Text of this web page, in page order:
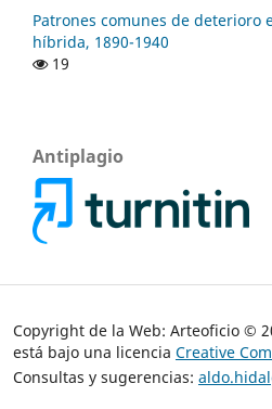
Patrones comunes de deterioro
híbrida, 1890-1940
19
Antiplagio
Copyright de la Web: Arteoficio ©
está bajo una licencia Creative
Consultas y sugerencias: